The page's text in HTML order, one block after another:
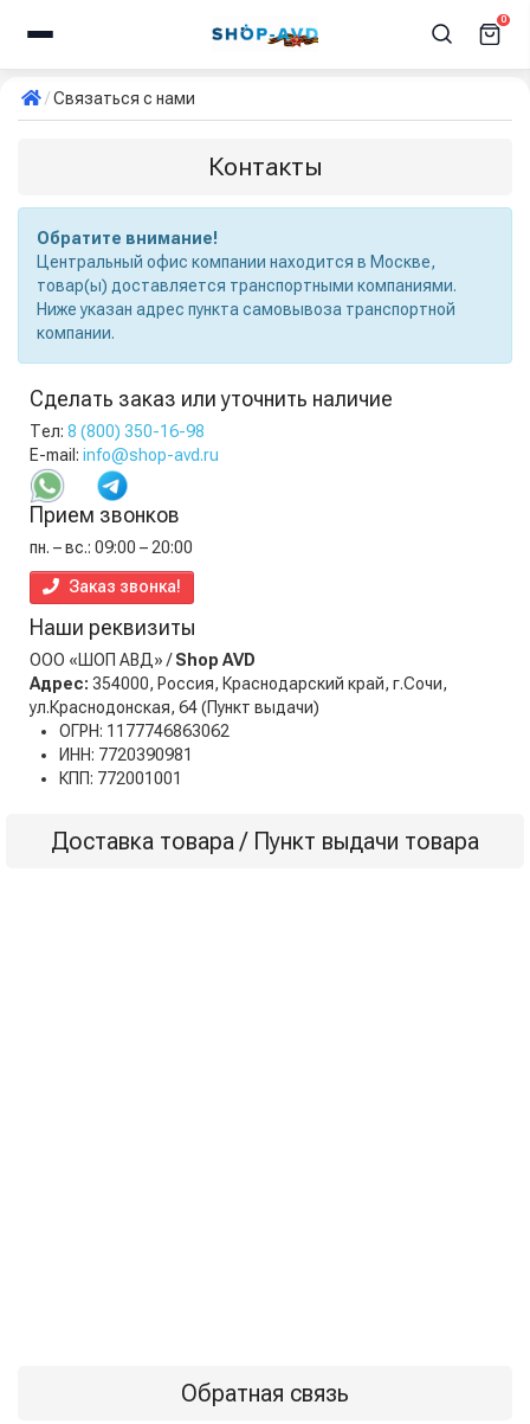
0
Связаться с нами
Контакты
Обратите внимание!
Центральный офис компании находится в Москве,
товар(ы) доставляется транспортными компаниями.
Ниже указан адрес пункта самовывоза транспортной
компании.
Сделать заказ или уточнить наличие
Тел: 8 (800) 350-16-98
E-mail: info@shop-avd.ru
Прием звонков
пн. – вс.: 09:00 – 20:00
Заказ звонка!
Наши реквизиты
ООО «ШОП АВД» /Shop AVD
Адрес: 354000, Россия, Краснодарский край, г.Сочи,
ул.Краснодонская, 64(Пункт выдачи)
ОГРН: 1177746863062
ИНН: 7720390981
КПП: 772001001
Доставка товара / Пункт выдачи товара
Обратная связь